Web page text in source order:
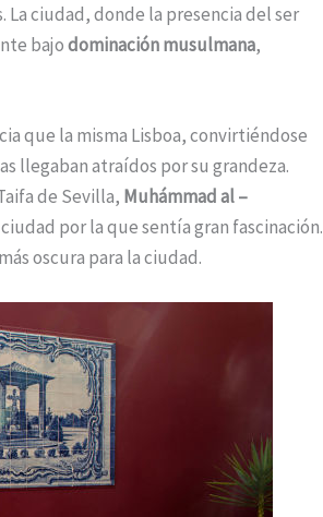
La ciudad, donde la presencia del ser
bajodominación musulmana,
que la misma Lisboa, convirtiéndose
llegaban atraídos por su grandeza.
de Sevilla, Muhámmad al –
por la que sentía gran fascinación.
oscura para la ciudad.